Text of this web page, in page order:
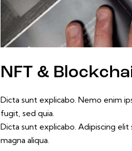
NFT &
Dicta sunt explicabo. Nemo enim
fugit, sed quia.
Dicta sunt explicabo. Adipiscing
magna aliqua.